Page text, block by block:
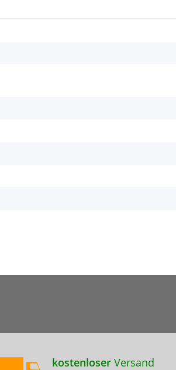
kostenloserVersand